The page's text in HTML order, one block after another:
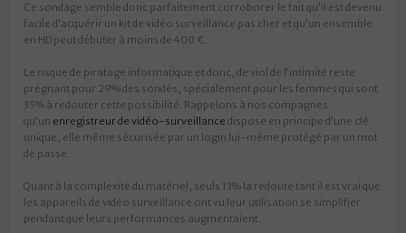
Ce sondage semble donc parfaitement corroborer le fait qu’il est devenu
facile d’acquérir un kit de vidéo surveillance pas cher et qu’un ensemble
en HD peut débuter à moins de 400 €.
Le risque de piratage informatique et donc, de viol de l’intimité reste
prégnant pour 29% des sondés, spécialement pour les femmes qui sont
35% à redouter cette possibilité. Rappelons à nos compagnes
qu’un enregistreur de vidéo-surveillance dispose en principe d’une clé
unique, elle même sécurisée par un login lui-même protégé par un mot
de passe.
Quant à la complexité du matériel, seuls 13% la redoute tant il est vrai que
les appareils de vidéo surveillance ont vu leur utilisation se simplifier
pendant que leurs performances augmentaient.